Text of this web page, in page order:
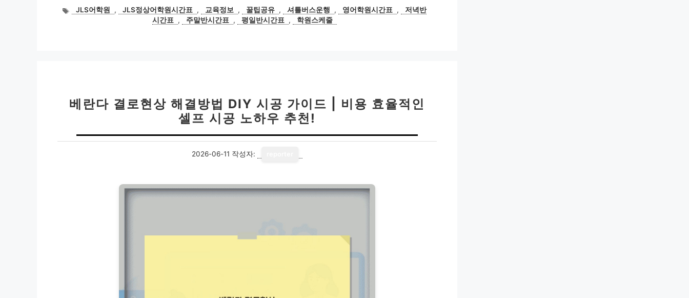
태JLS어학원 , JLS정상어학원시간표 , 교육정보 , 꿀팁공유 , 셔틀버스운행 , 영어학원시간표 ,
저녁반
시간표
, 주말반시간표 , 평일반시간표 , 학원스케줄
베란다 결로현상 해결방법 DIY 시공 가이드 | 비용 효율적인
셀프 시공 노하우 추천!
2026-06-11 작성자: